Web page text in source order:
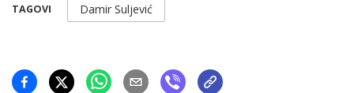
TAGOVI Damir Suljević